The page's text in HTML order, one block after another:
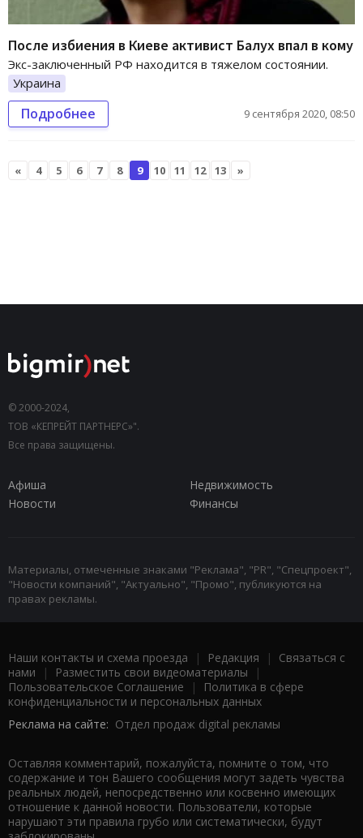
После избиения в Киеве активист Балух впал в кому
Экс-заключенный РФ находится в тяжелом состоянии.
Украина
Подробнее 9 сентября 2020, 08:50
« 4 5 6 7 8 9 10 11 12 13 »
© 2000-2024,
ТОВ «КЕПРЕЙТ ПАРТНЕРС»".
Все права защищены.
Афиша
Недвижимость
Новости
Финансы
Материалы, отмеченные знаками "Реклама", "PR", "Спецпроект",
"Новости компаний", "Актуально", "Промо", публикуются на
правах рекламы.
Наши контакты и схема проезда | Редакция | Связаться с
нами | Разместить свои видеоматериалы |
Пользовательское Соглашение |
Политика в сфере
конфиденциальности и персональных данных
Реклама на сайте: Отдел продаж digital рекламы
Оставляя комментарий, пожалуйста, помните о том, что
содержание и тон Вашего сообщения могут задеть чувства
реальных людей, непосредственно или косвенно имеющих
отношение к данной новости. Пользователи, которые
нарушают эти правила грубо или систематически, будут